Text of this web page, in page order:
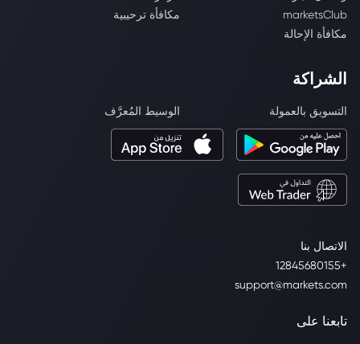
الاتصال بنا
+12845680155
support@markets.com
marketsClub
مكافأة ترحيبية
مكافأة الإحالة
الشراكة
التسويق بالعمولة الوسيط المُعرَّف
تابعنا على